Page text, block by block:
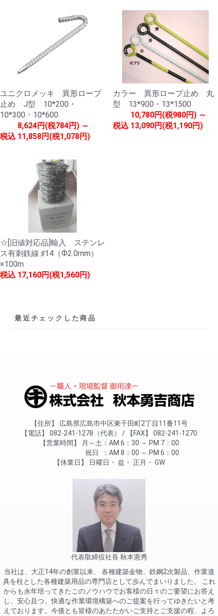
ユニクロメッキ 異形ロープ
止め J型 10*200・
10*300・10*600
税込
8,624円(税784円) ～
11,858円(税1,078円)
カラー 異形ロープ止め 丸
型 13*900・13*1500
税込
10,780円(税980円) ～
13,090円(税1,190円)
☆[旧値対応品]輸入 ステンレ
ス有刺鉄線 ♯14（Ф2.0mm）
×100m
税込 17,160円(税1,560円)
最近チェックした商品
住所
広島県広島市中区東千田町2丁目11番11号
電話
082-241-1278（代表） FAX
082-241-1270
営業時間
月～土
AM 6：30 ～ PM 7：00
祝日
AM 8：00 ～ PM 6：00
休業日
日曜日 盆 正月 GW
代表取締役社長 秋本憲秀
当社は、大正14年の創業以来、 各種建築金物、鉄鋼2次製品、作業道
具を柱とした各種建築用品の専門店として歩んでまいりました。 これ
からも永年培ってきたこのノウハウでお客様の日々のご要望にお答え
し、安心且つ、快適な作業環境構築へのご提案を行ってゆきたいと考
えております。今後とも皆様のあたたかいご支持とご支援の程、よろ